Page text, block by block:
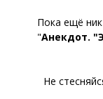
Пока ещё
"Анекдот.
Не